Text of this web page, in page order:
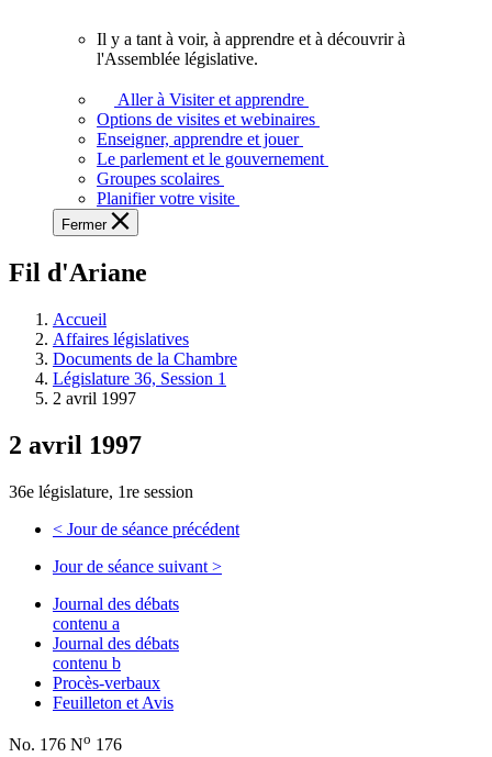
voir,
apprendre
et
à
à
législative.
Il y a tant à voir, à apprendre et à découvrir à
l'Assemblée législative.
Aller à Visiter et apprendre
Options de visites et webinaires
Enseigner, apprendre et jouer
Le parlement et le gouvernement
Groupes scolaires
Planifier votre visite
Fermer
Fil d'Ariane
Accueil
Affaires législatives
Documents de la Chambre
Législature 36, Session 1
2 avril 1997
2 avril 1997
36e législature, 1re session
< Jour de séance précédent
Jour de séance suivant >
Journal des débats
contenu a
Journal des débats
contenu b
Procès-verbaux
Feuilleton et Avis
No. 176 No 176